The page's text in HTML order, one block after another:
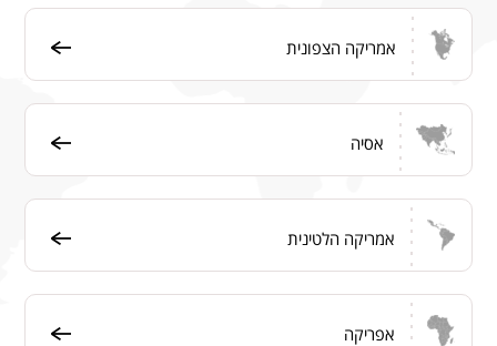
אמריקה הצפונית
אסיה
אמריקה הלטינית
אפריקה